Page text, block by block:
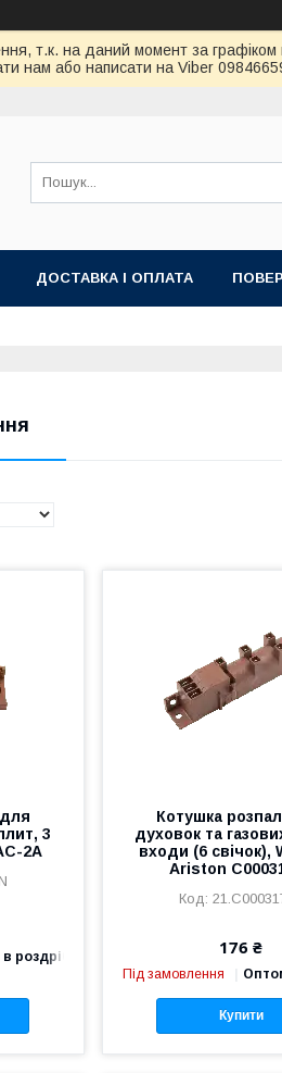
т.к. на даний момент за
нам або написати на Viber
ДОСТАВКА І ОПЛАТА
3
2A
роздріб
Котушка
духовок та
входи (6 свічок),
Ariston
176 ₴
Під замовлення
Купити